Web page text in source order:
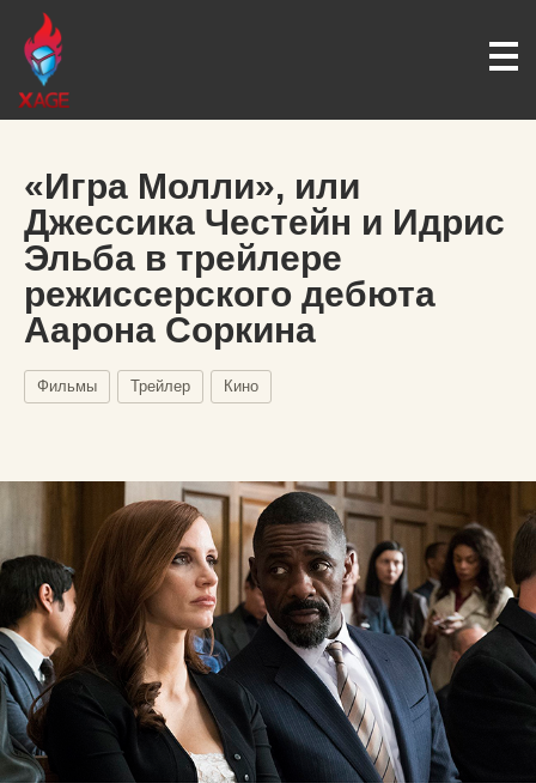
«Игра Молли», или
Джессика Честейн и Идрис
Эльба в трейлере
режиссерского дебюта
Аарона Соркина
Фильмы Трейлер Кино